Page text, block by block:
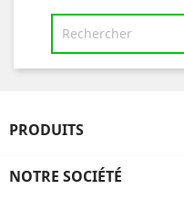
PRODUITS
NOTRE SOCIÉTÉ